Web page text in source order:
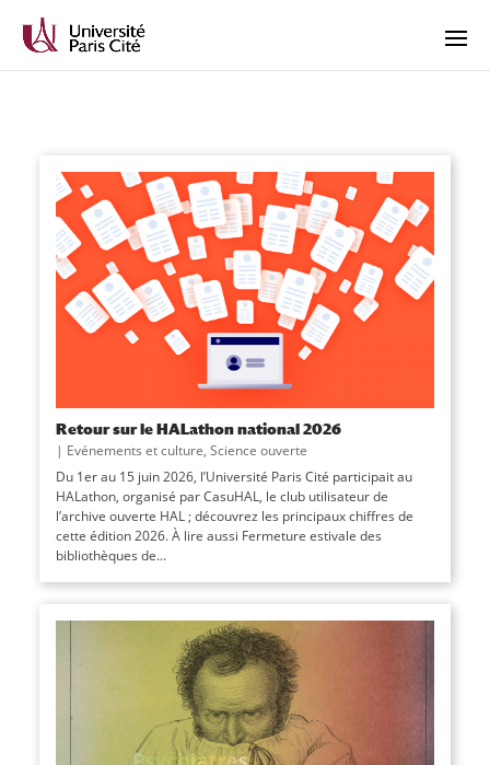
Retour sur le HALathon national 2026
| Evénements et culture, Science ouverte
Du 1er au 15 juin 2026, l’Université Paris Cité participait au
HALathon, organisé par CasuHAL, le club utilisateur de
l’archive ouverte HAL ; découvrez les principaux chiffres de
cette édition 2026. À lire aussi Fermeture estivale des
bibliothèques de...